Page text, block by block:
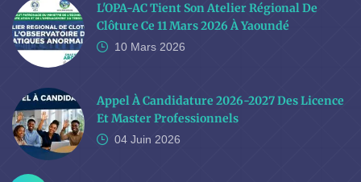
L'OPA-AC Tient Son Atelier Régional De
Clôture Ce 11 Mars 2026 À Yaoundé
10 Mars 2026
Appel À Candidature 2026-2027 Des Licence
Et Master Professionnels
04 Juin 2026